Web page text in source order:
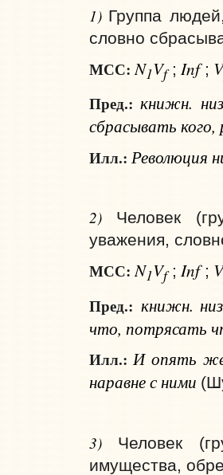
1) Группа
словно
МСС: N1Vf; Inf; V
Пред.: книжн.
сбрасывать кого,
Илл.: Революция
2) Человек
уважения,
МСС: N1Vf; Inf; V
Пред.: книжн.
что, потрясать
Илл.: И опять же:
наравне с ними
3) Человек
имущества,